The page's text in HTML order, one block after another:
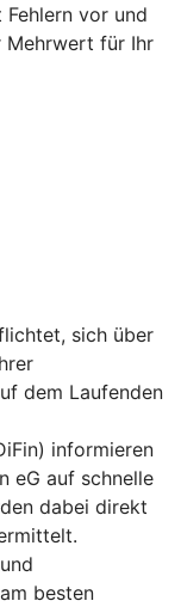
vor und
Mehrwert für Ihr
sich über
dem Laufenden
informieren
eG auf schnelle
dabei direkt
besten